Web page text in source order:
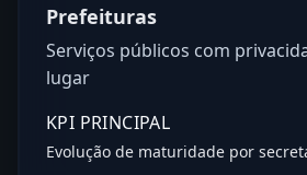
Prefeituras
Serviços públicos com
lugar
KPI PRINCIPAL
Evolução de maturidade por